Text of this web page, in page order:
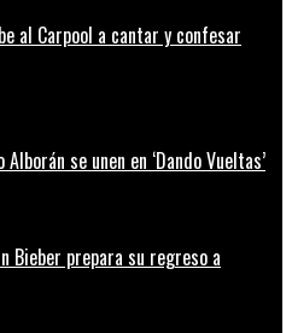
al Carpool a cantar y confesar
se unen en ‘Dando Vueltas’
Bieber prepara su regreso a